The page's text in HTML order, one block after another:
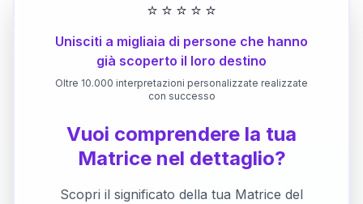
⭐ ⭐ ⭐ ⭐ ⭐
Unisciti a migliaia di persone che hanno
già scoperto il loro destino
Oltre 10.000 interpretazioni personalizzate realizzate
con successo
Vuoi comprendere la tua
Matrice nel dettaglio?
Scopri il significato della tua Matrice del